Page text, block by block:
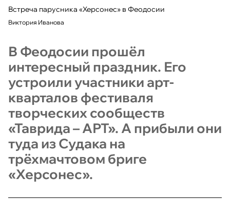
Встреча парусника «Херсонес» в Феодосии
Виктория Иванова
В Феодосии прошёл
интересный праздник. Его
устроили участники арт-
кварталов фестиваля
творческих сообществ
«Таврида – АРТ». А прибыли они
туда из Судака на
трёхмачтовом бриге
«Херсонес».